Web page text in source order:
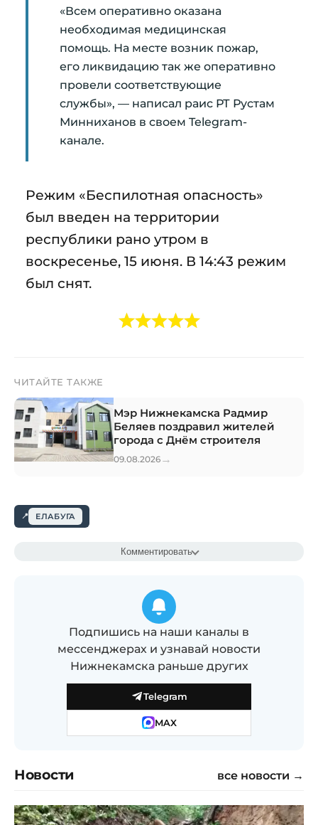
«Всем оперативно оказана
необходимая медицинская
помощь. На месте возник пожар,
его ликвидацию так же оперативно
провели соответствующие
службы», — написал раис РТ Рустам
Минниханов в своем Telegram-
канале.
Режим «Беспилотная опасность»
был введен на территории
республики рано утром в
воскресенье, 15 июня. В 14:43 режим
был снят.
ЧИТАЙТЕ ТАКЖЕ
Мэр Нижнекамска Радмир
Беляев поздравил жителей
города с Днём строителя
09.08.2026 →
ЕЛАБУГА
Комментировать
Подпишись на наши каналы в
мессенджерах и узнавай новости
Нижнекамска раньше других
Telegram
MAX
Новости все новости →